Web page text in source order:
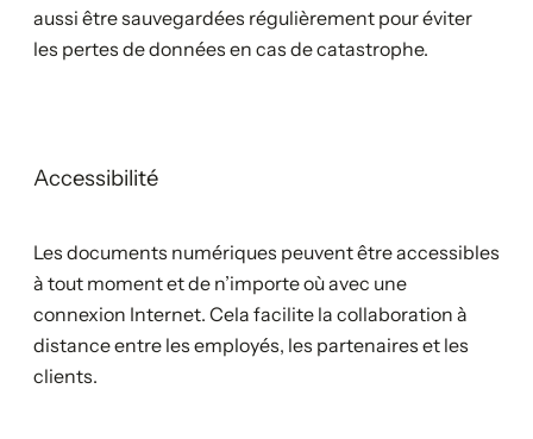
aussi être sauvegardées régulièrement pour éviter
les pertes de données en cas de catastrophe.
Accessibilité
Les documents numériques peuvent être accessibles
à tout moment et de n’importe où avec une
connexion Internet. Cela facilite la collaboration à
distance entre les employés, les partenaires et les
clients.